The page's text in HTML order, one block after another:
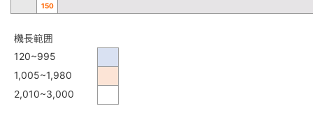
150
機長範囲
120~995
1,005~1,980
2,010~3,000